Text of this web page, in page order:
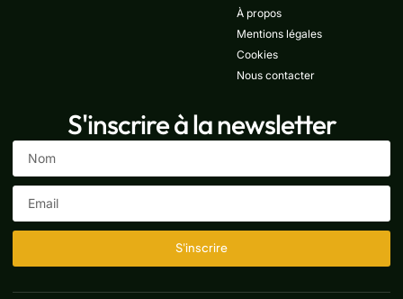
À propos
Mentions légales
Cookies
Nous contacter
S'inscrire à la newsletter
S'inscrire